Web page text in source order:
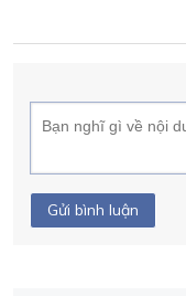
Gửi bình luận